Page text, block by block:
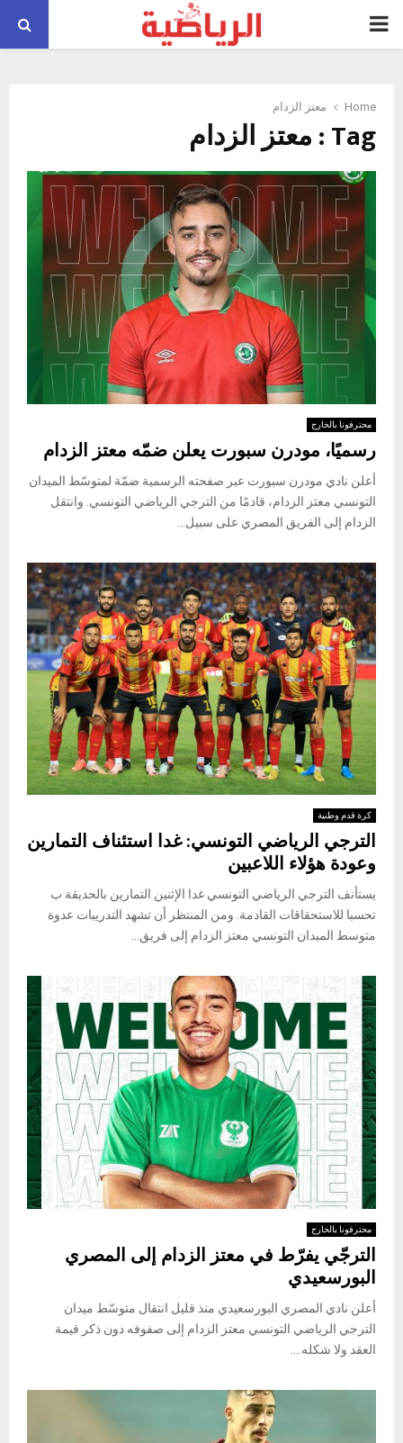
PRIMARY
Home معتز الزدام
Tag : معتز الزدام
محترفونا بالخارج
رسميًا، مودرن سبورت يعلن ضمّه معتز الزدام
أعلن نادي مودرن سبورت عبر صفحته الرسمية ضمّة لمتوسّط الميدان
التونسي معتز الزدام، قادمًا من الترجي الرياضي التونسي. وانتقل
الزدام إلى الفريق المصري على سبيل...
كرة قدم وطنية
الترجي الرياضي التونسي: غدا استئناف التمارين
وعودة هؤلاء اللاعبين
يستأنف الترجي الرياضي التونسي غدا الإثنين التمارين بالحديقة ب
تحسبا للاستحقاقات القادمة. ومن المنتظر أن تشهد التدريبات عدوة
متوسط الميدان التونسي معتز الزدام إلى فريق...
محترفونا بالخارج
الترجّي يفرّط في معتز الزدام إلى المصري
البورسعيدي
أعلن نادي المصري البورسعيدي منذ قليل انتقال متوسّط ميدان
الترجي الرياضي التونسي معتز الزدام إلى صفوفه دون ذكر قيمة
العقد ولا شكله....